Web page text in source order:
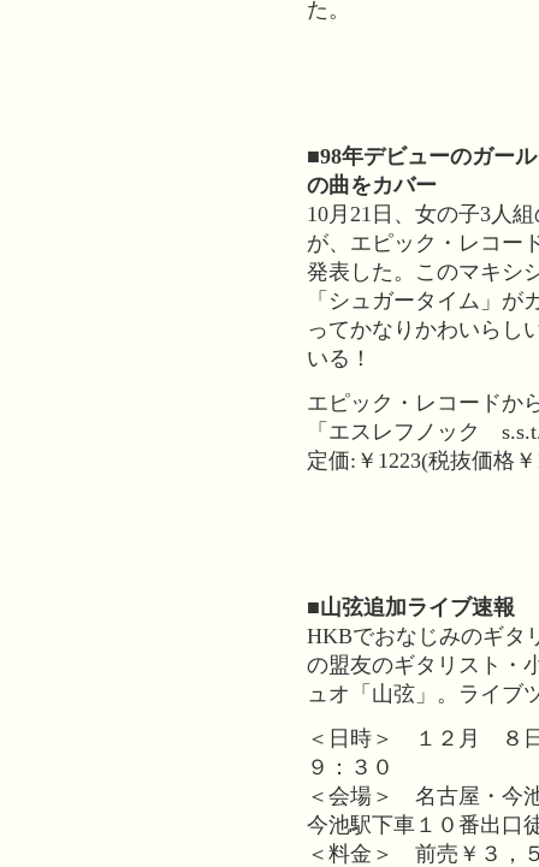
た。
■98年デビューのガー
の曲をカバー
10月21日、女の子3人
が、エピック・レコー
発表した。このマキシ
「シュガータイム」
ってかなりかわいらし
いる！
エピック・レコードか
「エスレフノック
定価:￥1223(税抜価格￥
■山弦追加ライブ速報
HKBでおなじみのギタ
の盟友のギタリスト・
ュオ「山弦」。ライブ
＜日時＞ １２月 ８
９：３０
＜会場＞ 名古屋・今
今池駅下車１０番出
＜料金＞ 前売￥３，